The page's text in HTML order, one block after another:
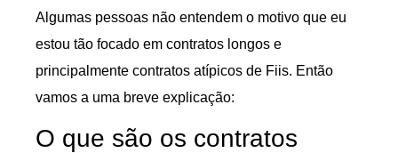
Algumas pessoas não entendem o motivo que eu
estou tão focado em contratos longos e
principalmente contratos atípicos de Fiis. Então
vamos a uma breve explicação:
O que são os contratos